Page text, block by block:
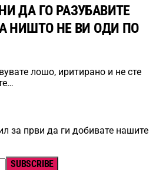
ДА ГО РАЗУБАВИТЕ
НИШТО НЕ ВИ ОДИ ПО
лошо, иритирано и не сте
за први да ги добивате нашите
SUBSCRIBE